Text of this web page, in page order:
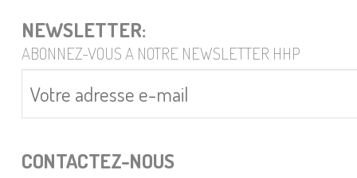
NEWSLETTER:
ABONNEZ-VOUS A NOTRE NEWSLETTER HHP
CONTACTEZ-NOUS